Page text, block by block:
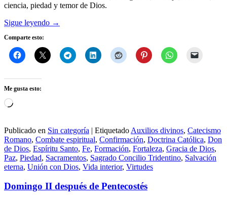
ciencia, piedad y temor de Dios.
Sigue leyendo →
Comparte esto:
Me gusta esto:
Cargando...
Publicado en Sin categoría | Etiquetado Auxilios divinos, Catecismo
Romano, Combate espiritual, Confirmación, Doctrina Católica, Don
de Dios, Espíritu Santo, Fe, Formación, Fortaleza, Gracia de Dios,
Paz, Piedad, Sacramentos, Sagrado Concilio Tridentino, Salvación
eterna, Unión con Dios, Vida interior, Virtudes
Domingo II después de Pentecostés